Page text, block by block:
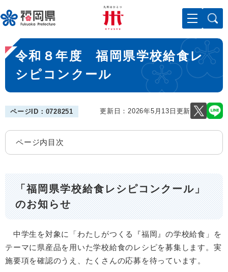
ー
ジ
先
頭
。
メニューを飛ばして本文へ
本
文
令和８年度 福岡県学校給食レ
シピコンクール
ページID：0728251 更新日：2026年5月13日更新
ページ内目次
「福岡県学校給食レシピコンクール」
のお知らせ
中学生を対象に「わたしがつくる『福岡』の学校給食」を
テーマに県産品を用いた学校給食のレシピを募集します。実
施要項を確認のうえ、たくさんの応募を待っています。